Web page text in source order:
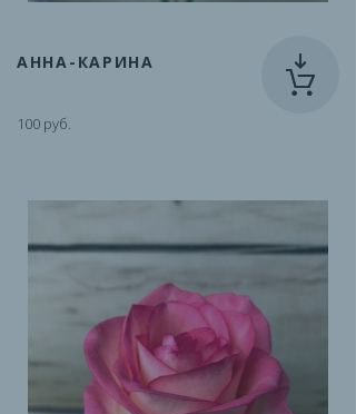
АННА-КАРИНА
100 руб.